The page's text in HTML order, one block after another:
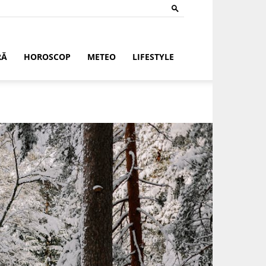
HOROSCOP METEO LIFESTYLE